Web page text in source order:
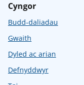
Cyngor
Budd-daliadau
Gwaith
Dyled ac arian
Defnyddwyr